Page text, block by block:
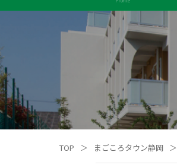
TOP ＞ まごころタウン静岡 ＞